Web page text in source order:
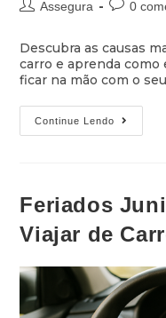
Assegura 0
Descubra as causas
carro e aprenda como
ficar na mão com o
Continue Lendo
Feriados
Viajar de